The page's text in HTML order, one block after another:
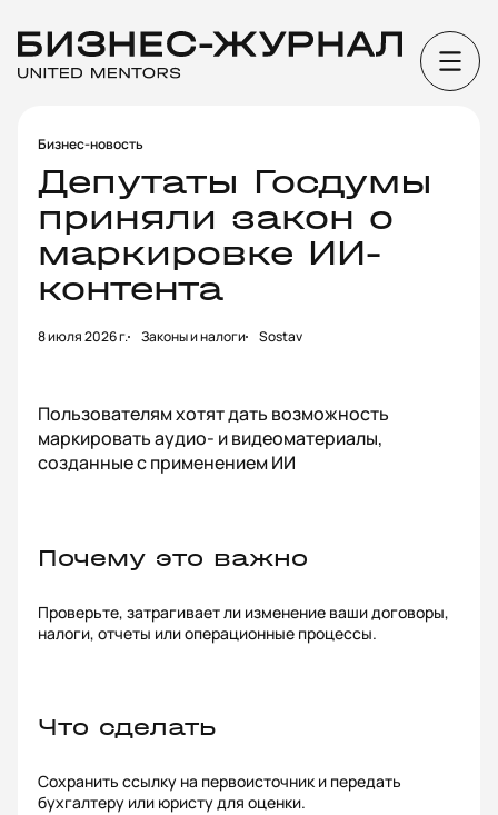
Бизнес-новость
Депутаты Госдумы
приняли закон о
маркировке ИИ-
контента
8 июля 2026 г. Законы и налоги Sostav
Пользователям хотят дать возможность
маркировать аудио- и видеоматериалы,
созданные с применением ИИ
Почему это важно
Проверьте, затрагивает ли изменение ваши договоры,
налоги, отчеты или операционные процессы.
Что сделать
Сохранить ссылку на первоисточник и передать
бухгалтеру или юристу для оценки.